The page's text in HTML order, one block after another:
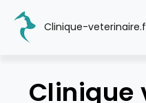
Clinique-
Clinique